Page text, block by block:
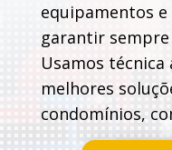
equipamentos
garantir
Usamos técnica
melhores
condomínios,